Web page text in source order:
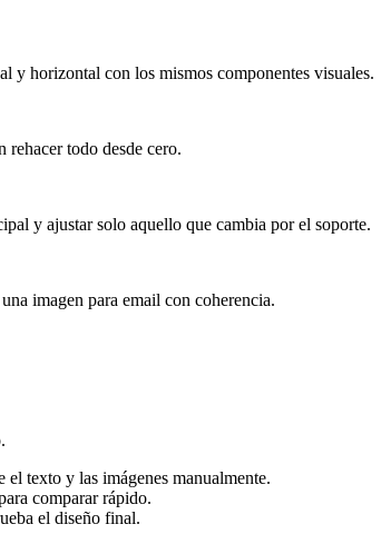
y horizontal con los mismos componentes visuales.
todo desde cero.
y ajustar solo aquello que cambia por el soporte.
imagen para email con coherencia.
texto y las imágenes manualmente.
comparar rápido.
el diseño final.